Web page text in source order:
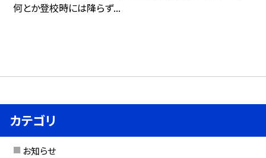
何とか登校時には降らず...
カテゴリ
お知らせ